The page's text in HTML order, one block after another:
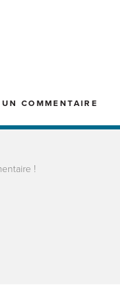
COMMENTAIRE
!